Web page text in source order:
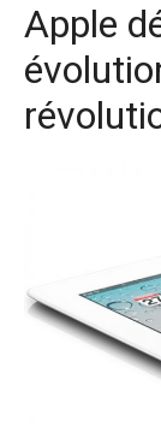
Apple